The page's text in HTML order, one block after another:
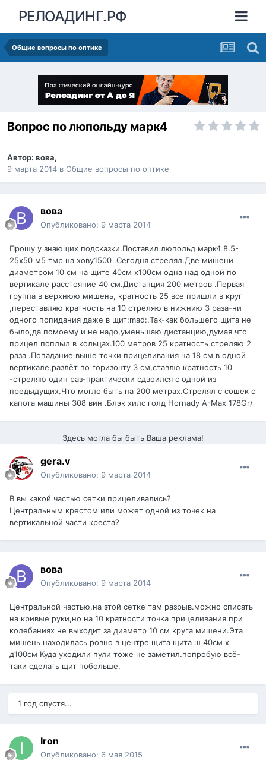
РЕЛОАДИНГ.РФ
Общие вопросы по оптике
Вопрос по люпольду марк4
Автор: вова,
9 марта 2014 в Общие вопросы по оптике
вова
Опубликовано: 9 марта 2014
Прошу у знающих подсказки.Поставил люпольд марк4 8.5-
25х50 м5 тмр на хову1500 .Сегодня стрелял.Две мишени
диаметром 10 см на щите 40см х100см одна над одной по
вертикале расстояние 40 см.Дистанция 200 метров .Первая
группа в верхнюю мишень, кратность 25 все пришли в круг
,переставляю кратность на 10 стреляю в нижнию 3 раза-ни
одного попидания даже в щит:mad:.Так-как большего щита не
было,да помоему и не надо,уменьшаю дистанцию,думая что
прицел поплыл в кольцах.100 метров 25 кратность стреляю 2
раза .Попадание выше точки прицеливания на 18 см в одной
вертикале,разлёт по горизонту 3 см,ставлю кратность 10
-стреляю один раз-практически сдвоился с одной из
предыдущих.Что могло быть на 200 метрах.Стрелял с сошек с
капота машины 308 вин .Блэк хилс голд Hornady A-Max 178Gr/
Здесь могла бы быть Ваша реклама!
gera.v
Опубликовано: 9 марта 2014
В вы какой частью сетки прицеливались?
Центральным крестом или может одной из точек на
вертикальной части креста?
вова
Опубликовано: 9 марта 2014
Центральной частью,на этой сетке там разрыв.можно списать
на кривые руки,но на 10 кратности точка прицеливания при
колебаниях не выходит за диаметр 10 см круга мишени.Эта
мишень находилась ровно в центре щита щита ш 40см х
д100см Куда уходили пули тоже не заметил.попробую всё-
таки сделать щит побольше.
1 год спустя...
Iron
Опубликовано: 6 мая 2015